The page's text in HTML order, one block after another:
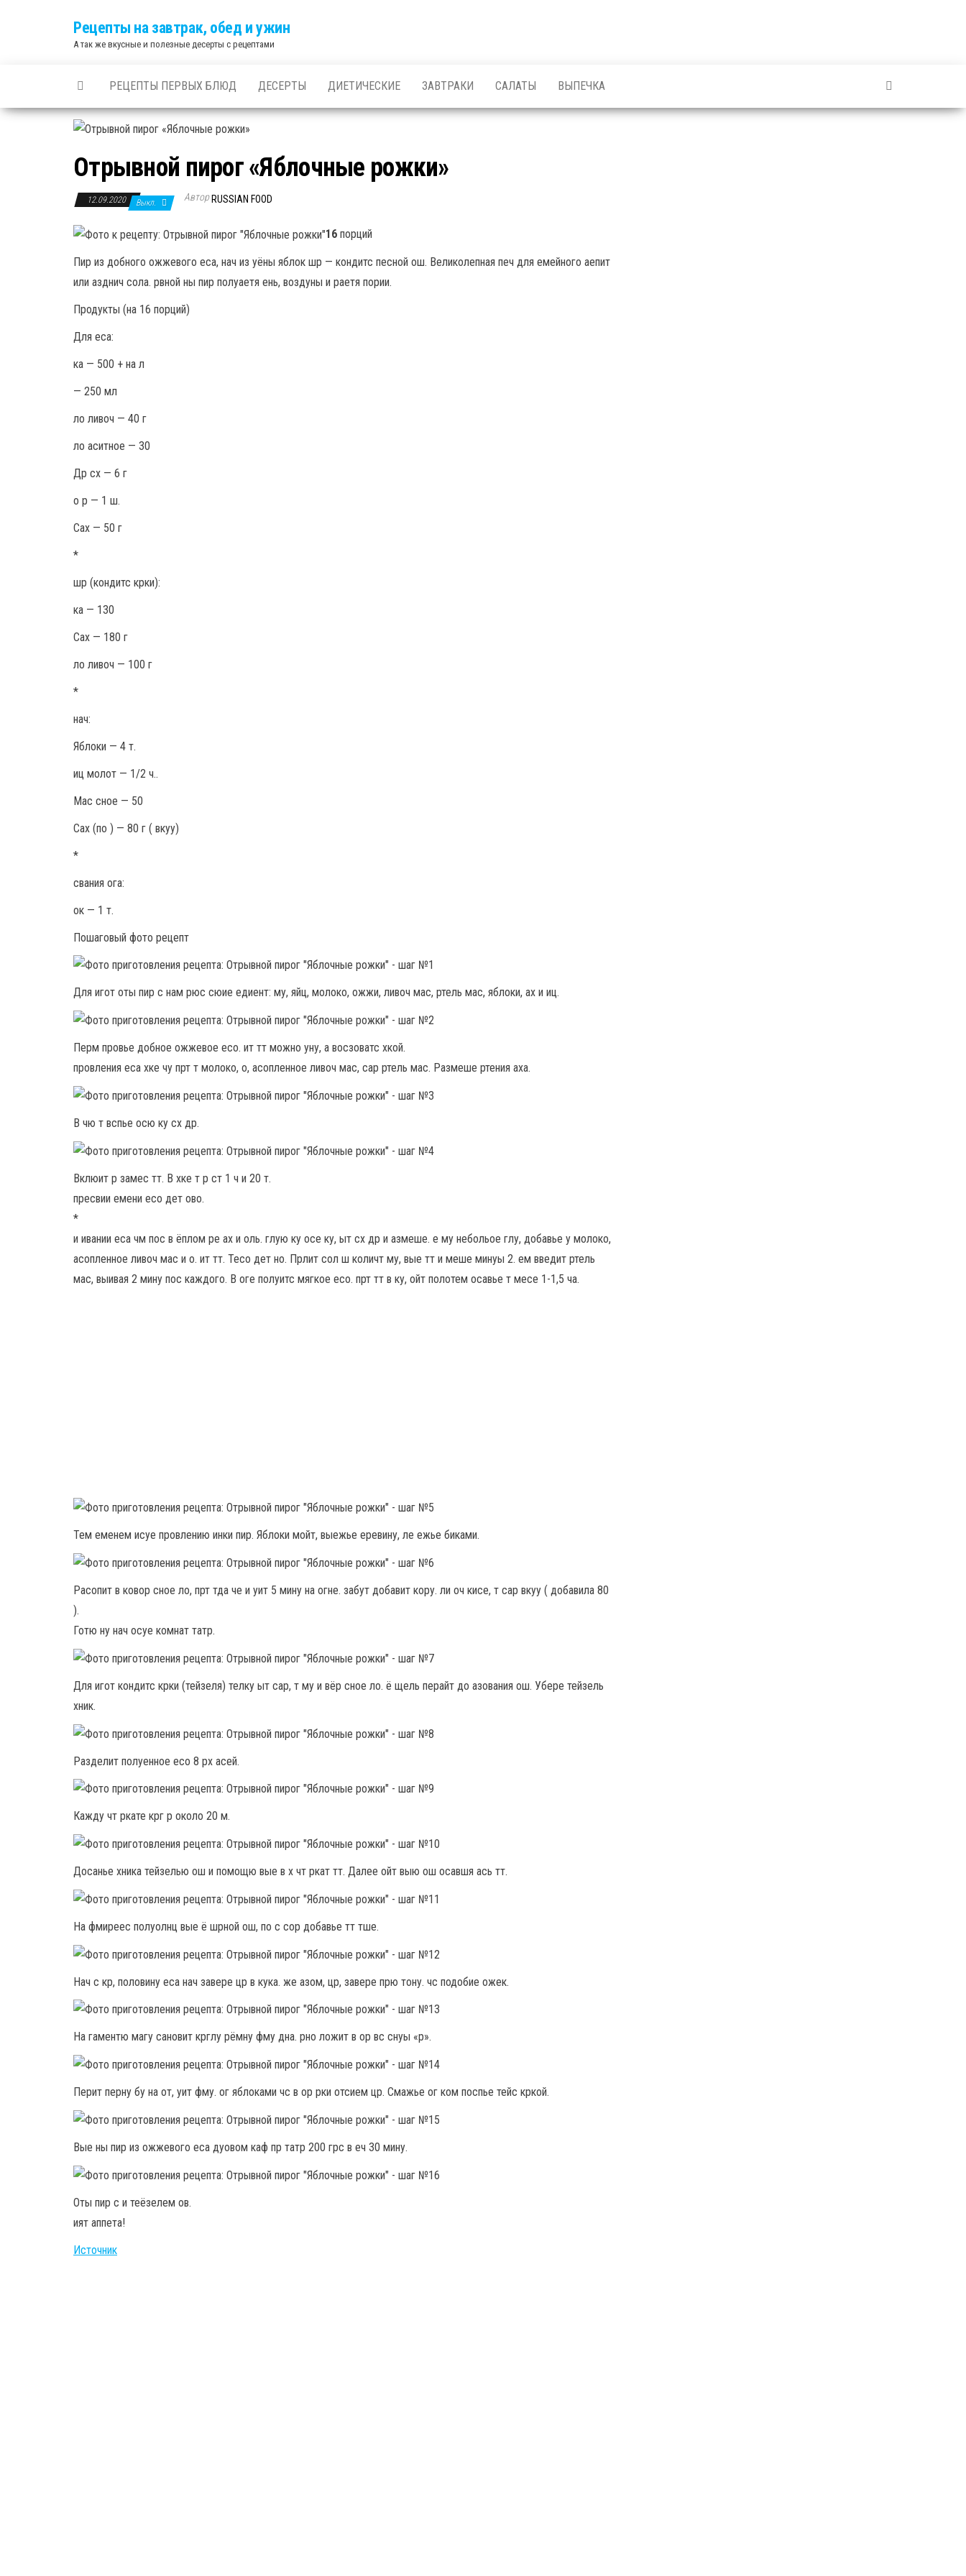
Рецепты на завтрак, обед и ужин
А так же вкусные и полезные десерты с рецептами
РЕЦЕПТЫ ПЕРВЫХ БЛЮД ДЕСЕРТЫ ДИЕТИЧЕСКИЕ ЗАВТРАКИ САЛАТЫ ВЫПЕЧКА
Отрывной пирог «Яблочные рожки»
12.09.2020 Выкл. Автор RUSSIAN FOOD
16 порций
Пир из добного ожжевого еса, нач из уёны яблок шр — кондитс песной ош. Великолепная печ для емейного аепит
или азднич сола. рвной ны пир полуаетя ень, воздуны и раетя пории.
Продукты (на 16 порций)
Для еса:
ка — 500 + на л
— 250 мл
ло ливоч — 40 г
ло аситное — 30
Др сх — 6 г
о р — 1 ш.
Сах — 50 г
*
шр (кондитс крки):
ка — 130
Сах — 180 г
ло ливоч — 100 г
*
нач:
Яблоки — 4 т.
иц молот — 1/2 ч..
Мас сное — 50
Сах (по ) — 80 г ( вкуу)
*
свания ога:
ок — 1 т.
Пошаговый фото рецепт
Для игот оты пир с нам рюс сюие едиент: му, яйц, молоко, ожжи, ливоч мас, ртель мас, яблоки, ах и иц.
Перм провье добное ожжевое есо. ит тт можно уну, а восзоватс хкой.
провления еса хке чу прт т молоко, о, асопленное ливоч мас, сар ртель мас. Размеше ртения аха.
В чю т вспье осю ку сх др.
Вклюит р замес тт. В хке т р ст 1 ч и 20 т.
пресвии емени есо дет ово.
*
и ивании еса чм пос в ёплом ре ах и оль. глую ку осе ку, ыт сх др и азмеше. е му небольое глу, добавье у молоко,
асопленное ливоч мас и о. ит тт. Тесо дет но. Прлит сол ш количт му, вые тт и меше минуы 2. ем введит ртель
мас, выивая 2 мину пос каждого. В оге полуитс мягкое есо. прт тт в ку, ойт полотем осавье т месе 1-1,5 ча.
Тем еменем исуе провлению инки пир. Яблоки мойт, выежье еревину, ле ежье биками.
Расопит в ковор сное ло, прт тда че и уит 5 мину на огне. забут добавит кору. ли оч кисе, т сар вкуу ( добавила 80
).
Готю ну нач осуе комнат татр.
Для игот кондитс крки (тейзеля) телку ыт сар, т му и вёр сное ло. ё щель перайт до азования ош. Убере тейзель
хник.
Разделит полуенное есо 8 рх асей.
Кажду чт ркате крг р около 20 м.
Досанье хника тейзелью ош и помощю вые в х чт ркат тт. Далее ойт выю ош осавшя ась тт.
На фмиреес полуолнц вые ё шрной ош, по с сор добавье тт тше.
Нач с кр, половину еса нач завере цр в кука. же азом, цр, завере прю тону. чс подобие ожек.
На гаментю магу сановит крглу рёмну фму дна. рно ложит в ор вс снуы «р».
Перит перну бу на от, уит фму. ог яблоками чс в ор рки отсием цр. Смажье ог ком поспье тейс кркой.
Вые ны пир из ожжевого еса дуовом каф пр татр 200 грс в еч 30 мину.
Оты пир с и теёзелем ов.
ият аппета!
Источник